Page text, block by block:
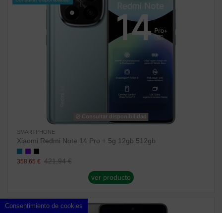
Consultar disponibilidad
SMARTPHONE
Xiaomi Redmi Note 14 Pro + 5g 12gb 512gb
358,65 € 421,94 €
ver producto
Consultar disponibilidad
Consentimiento de cookies